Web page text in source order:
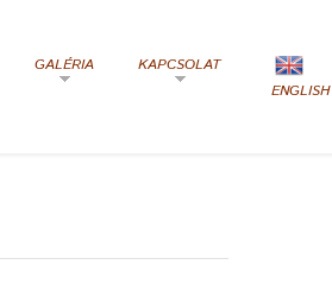
GALÉRIA
KAPCSOLAT
ENGLISH